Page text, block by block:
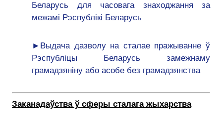
Беларусь для часовага знаходжання за
межамі Рэспублікі Беларусь
►Выдача дазволу на сталае пражыванне ў
Рэспубліцы Беларусь замежнаму
грамадзяніну або асобе без грамадзянства
Заканадаўства ў сферы сталага жыхарства